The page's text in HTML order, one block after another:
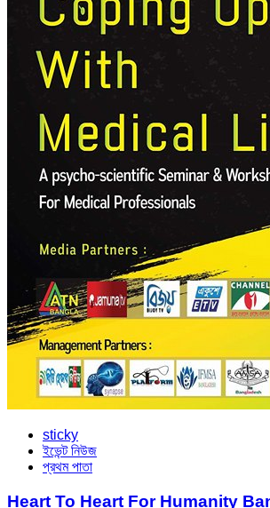
sticky
ইভেন্ট নিউজ
প্রথম পাতা
Heart To Heart For Humanity